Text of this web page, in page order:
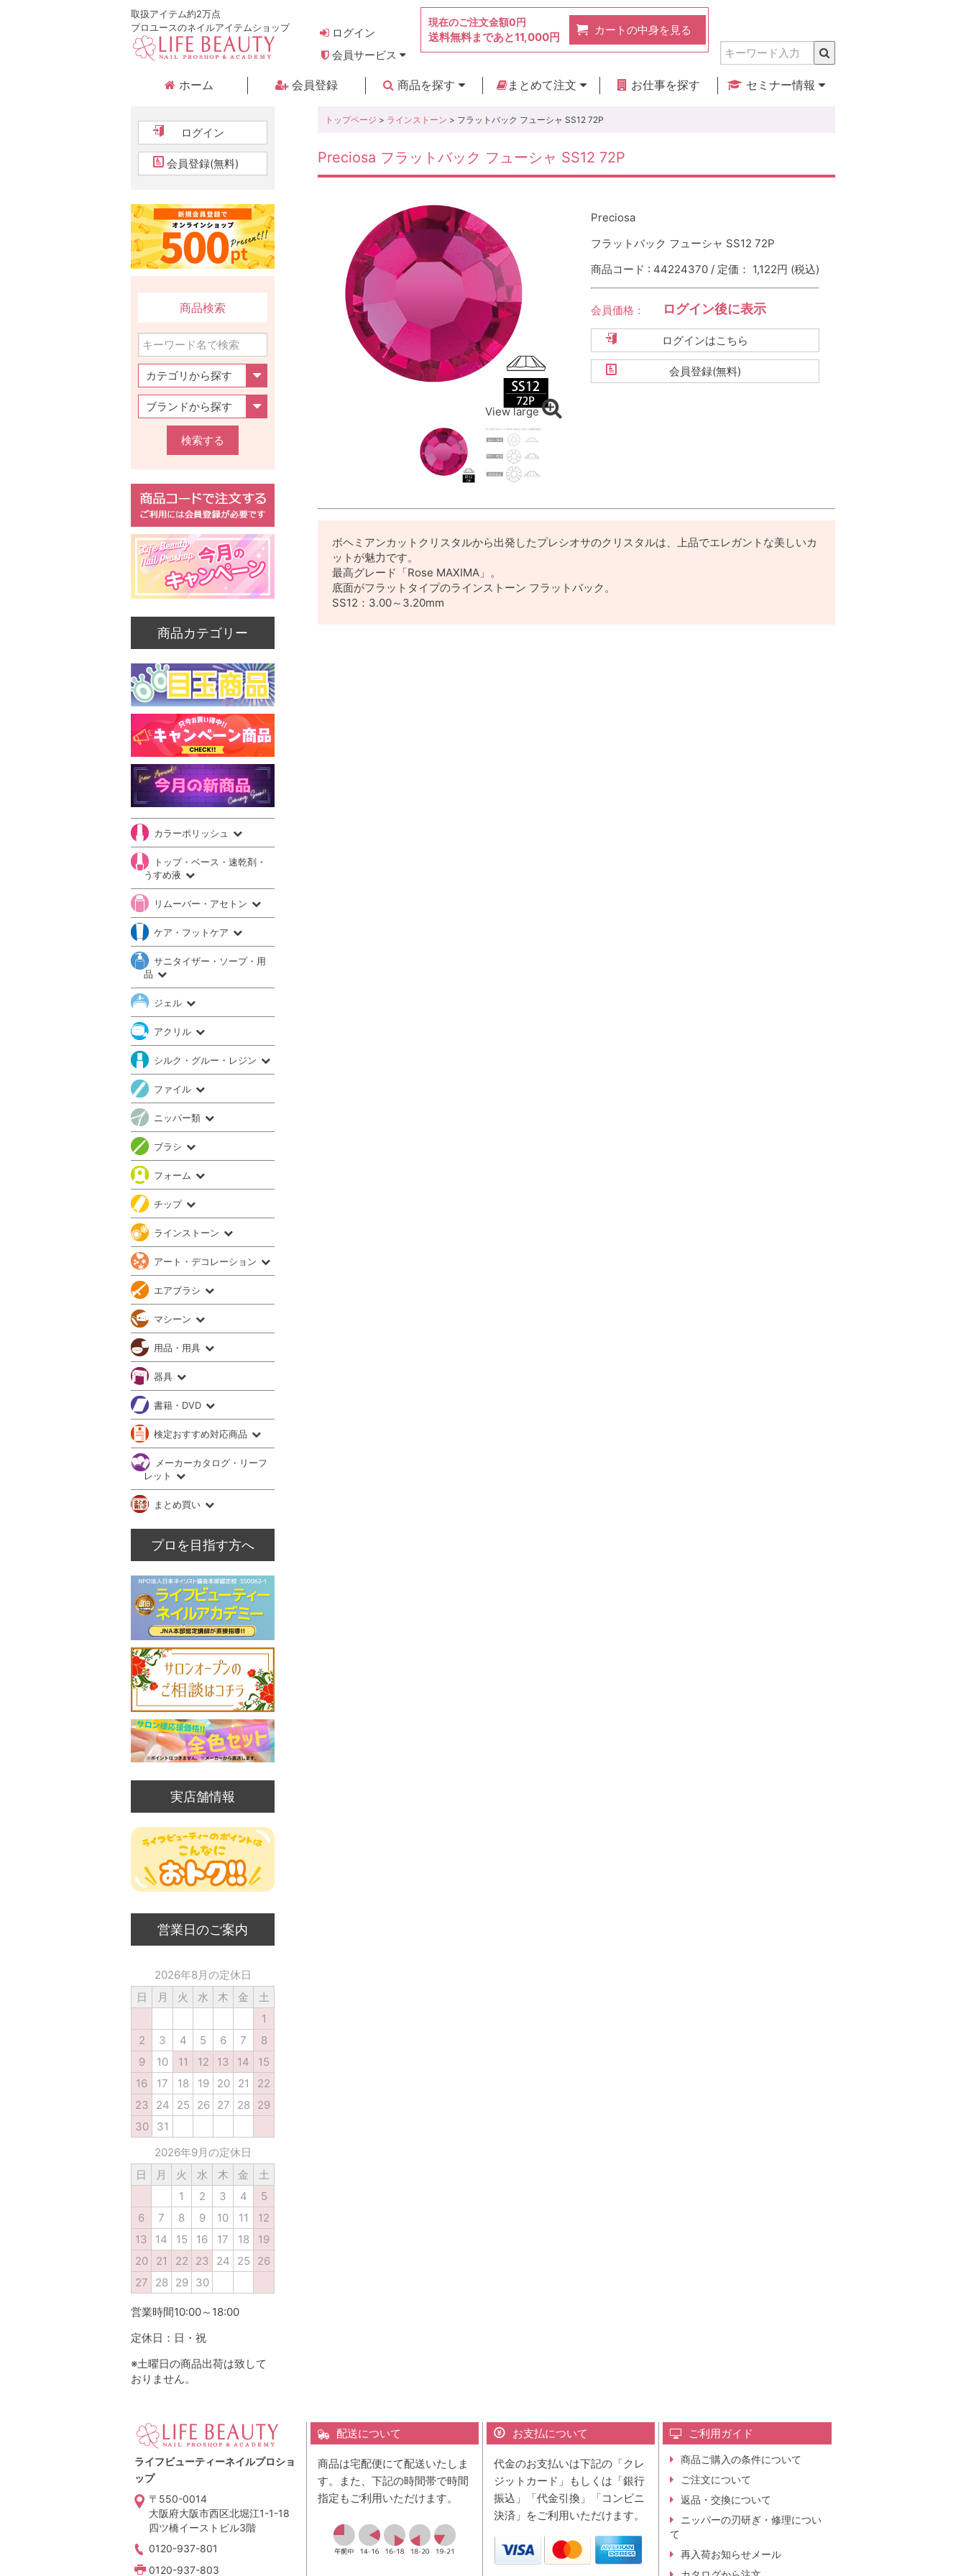
取扱アイテム約2万点
プロユースのネイルアイテムショップ
ログイン
会員サービス
現在のご注文金額0円
送料無料まであと11,000円
カートの中身を見る
ホーム 会員登録
商品を探す
まとめて注文
お仕事を探す
セミナー情報
トップページ > ラインストーン > フラットバック フューシャ SS12 72P
Preciosa フラットバック フューシャ SS12 72P
View large
Preciosa
フラットバック フューシャ SS12 72P
商品コード : 44224370 / 定価： 1,122円 (税込)
会員価格： ログイン後に表示
ログインはこちら
会員登録(無料)
ボヘミアンカットクリスタルから出発したプレシオサのクリスタルは、上品でエレガントな美しいカ
ットが魅力です。
最高グレード「Rose MAXIMA」。
底面がフラットタイプのラインストーン フラットバック。
SS12：3.00～3.20mm
ログイン
会員登録(無料)
商品検索
検索する
商品カテゴリー
カラーポリッシュ
トップ・ベース・速乾剤・
うすめ液
リムーバー・アセトン
ケア・フットケア
サニタイザー・ソープ・用
品
ジェル
アクリル
シルク・グルー・レジン
ファイル
ニッパー類
ブラシ
フォーム
チップ
ラインストーン
アート・デコレーション
エアブラシ
マシーン
用品・用具
器具
書籍・DVD
検定おすすめ対応商品
メーカーカタログ・リーフ
レット
まとめ買い
プロを目指す方へ
実店舗情報
営業日のご案内
2026年8月の定休日
日
月 火 水 木 金
土
1
2
3 4 5 6 7
8
9
10 11 12 13 14
15
16
17 18 19 20 21
22
23
24 25 26 27 28
29
30
31
2026年9月の定休日
日
月 火 水 木 金
土
1
2 3 4
5
6
7 8 9 10 11
12
13
14 15 16 17 18
19
20
21 22 23 24 25
26
27
28 29 30
営業時間10:00～18:00
定休日：日・祝
※土曜日の商品出荷は致して
おりません。
ライフビューティーネイルプロショ
ップ
〒550-0014
大阪府大阪市西区北堀江1-1-18
四ツ橋イーストビル3階
0120-937-801
0120-937-803
配送について
商品は宅配便にて配送いたしま
す。また、下記の時間帯で時間
指定もご利用いただけます。
お支払について
代金のお支払いは下記の「クレ
ジットカード」もしくは「銀行
振込」「代金引換」「コンビニ
決済」をご利用いただけます。
ご利用ガイド
商品ご購入の条件について
ご注文について
返品・交換について
ニッパーの刃研ぎ・修理につい
て
再入荷お知らせメール